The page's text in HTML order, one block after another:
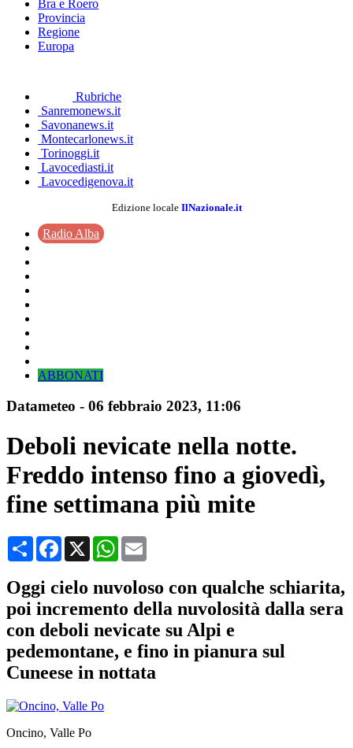
Bra e Roero
Provincia
Regione
Europa
Rubriche
Sanremonews.it
Savonanews.it
Montecarlonews.it
Torinoggi.it
Lavocediasti.it
Lavocedigenova.it
Edizione locale IlNazionale.it
Radio Alba
ABBONATI
Datameteo - 06 febbraio 2023, 11:06
Deboli nevicate nella notte.
Freddo intenso fino a giovedì,
fine settimana più mite
CondividiFacebook
X WhatsApp
Oggi cielo nuvoloso con qualche schiarita,
poi incremento della nuvolosità dalla sera
con deboli nevicate su Alpi e
pedemontane, e fino in pianura sul
Cuneese in nottata
Oncino, Valle Po